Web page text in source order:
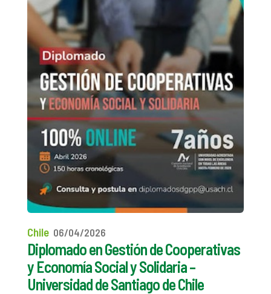
Chile 06/04/2026
Diplomado en Gestión de Cooperativas
y Economía Social y Solidaria –
Universidad de Santiago de Chile